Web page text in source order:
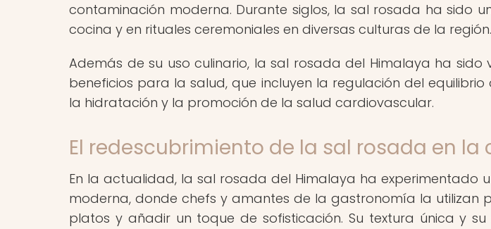
contaminación moderna. Durante siglos, la sal rosada ha sido
cocina y en rituales ceremoniales en diversas culturas de la región.
Además de su uso culinario, la sal rosada del Himalaya ha sido
beneficios para la salud, que incluyen la regulación del
la hidratación y la promoción de la salud cardiovascular.
El redescubrimiento de la sal rosada en
En la actualidad, la sal rosada del Himalaya ha experimentado
moderna, donde chefs y amantes de la gastronomía la utilizan
platos y añadir un toque de sofisticación. Su textura única y